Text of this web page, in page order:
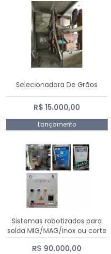
Selecionadora De Grãos
R$ 15.000,00
Lançamento
Sistemas robotizados para
solda MIG/MAG/Inox ou corte
plasma
R$ 90.000,00